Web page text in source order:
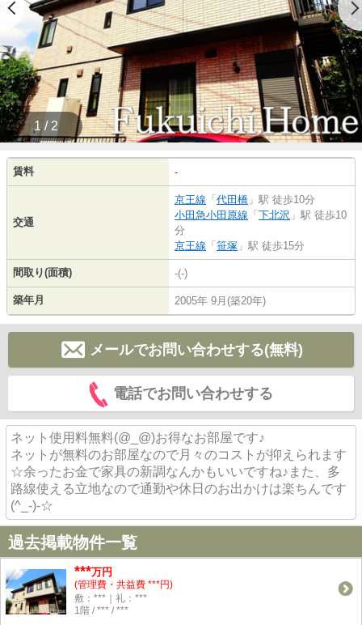
1 / 2
賃料 -
交通
京王線 「 代田橋 」駅 徒歩10分
小田急小田原線 「 下北沢 」駅 徒歩10
分
京王線 「 笹塚 」駅 徒歩15分
間取り(面積) -(-)
築年月 2005年 9月(築20年)
メールでお問い合わせする(無料)
電話でお問い合わせする
ネット使用料無料(@_@)お得なお部屋です♪
ネットが無料のお部屋なので月々のコストが抑えられます
☆余ったお金で家具の新調なんかもいいですね♪また、多
路線使える立地なので通勤や休日のお出かけは楽ちんです
(^_-)-☆
過去掲載物件一覧
***万円
(管理費・共益費 ***円)
敷：***｜礼：***
1階 / *** / ***